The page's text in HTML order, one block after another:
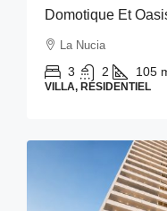
Domotique Et
La Nucia
3 2 105
VILLA, RÉSIDENTIEL